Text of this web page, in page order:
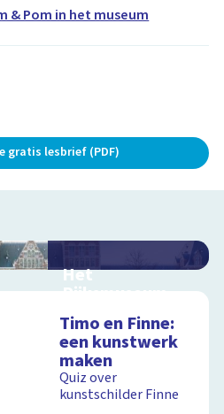
& Pom in het museum
gratis lesbrief (PDF)
Het
Rijksmuseum
schoolplaat in en om
het Rijksmuseum
Timo en Finne:
een kunstwerk
maken
Quiz over
kunstschilder Finne